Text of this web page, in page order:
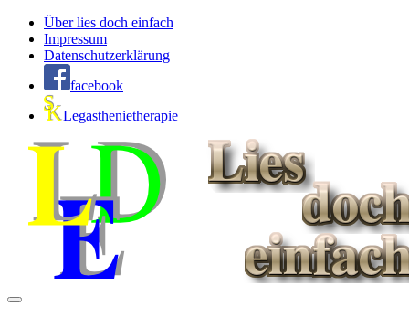
Über lies doch einfach
Impressum
Datenschutzerklärung
facebook
Legasthenietherapie